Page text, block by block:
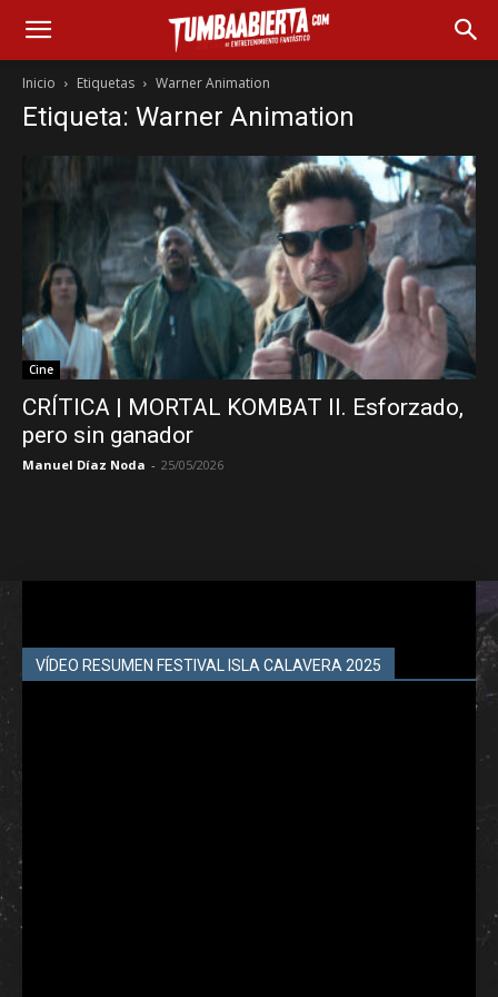
Inicio Etiquetas Warner Animation
Etiqueta: Warner Animation
Cine
CRÍTICA | MORTAL KOMBAT II. Esforzado,
pero sin ganador
Manuel Díaz Noda - 25/05/2026
VÍDEO RESUMEN FESTIVAL ISLA CALAVERA 2025